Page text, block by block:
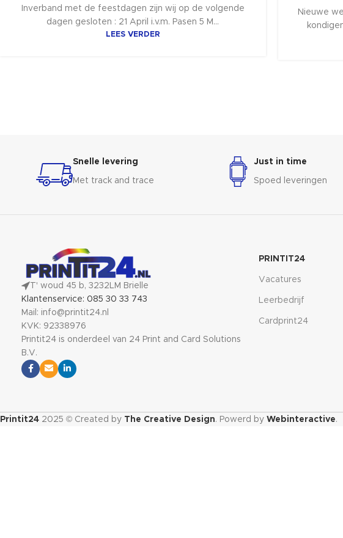
Inverband met de feestdagen zijn wij op de volgende
dagen gesloten : 21 April i.v.m. Pasen 5 M...
LEES VERDER
Nieuwe
Snelle levering
Met track and trace
Just in time
Spoed leveringen
T' woud 45 b, 3232LM Brielle
Klantenservice: 085 30 33 743
Mail: info@printit24.nl
KVK: 92338976
Printit24 is onderdeel van 24 Print and Card Solutions
B.V.
PRINTIT24
Vacatures
Leerbedrijf
Cardprint24
Printit24 2025 © Created by The Creative Design. Powerd by Webinteractive.